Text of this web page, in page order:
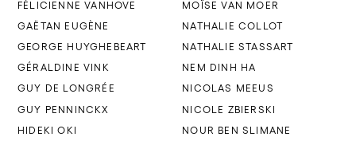
FÉLICIENNE VANHOVE
GAËTAN EUGÈNE
GEORGE HUYGHEBEART
GÉRALDINE VINK
GUY DE LONGRÉE
GUY PENNINCKX
HIDEKI OKI
MOÏSE VAN MOER
NATHALIE COLLOT
NATHALIE STASSART
NEM DINH HA
NICOLAS MEEUS
NICOLE ZBIERSKI
NOUR BEN SLIMANE